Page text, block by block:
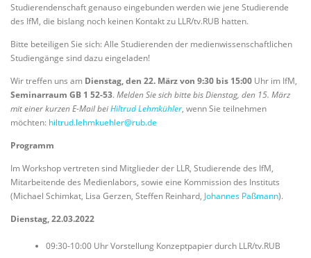
Studierendenschaft genauso eingebunden werden wie jene Studierende
des IfM, die bislang noch keinen Kontakt zu LLR/tv.RUB hatten.
Bitte beteiligen Sie sich: Alle Studierenden der medienwissenschaftlichen
Studiengänge sind dazu eingeladen!
Wir treffen uns am Dienstag, den 22. März von 9:30 bis 15:00 Uhr im IfM,
Seminarraum GB 1 52-53. Melden Sie sich bitte bis Dienstag, den 15. März
mit einer kurzen E-Mail beiHiltrud Lehmkühler, wenn Sie teilnehmen
möchten: hiltrud.lehmkuehler@rub.de
Programm
Im Workshop vertreten sind Mitglieder der LLR, Studierende des IfM,
Mitarbeitende des Medienlabors, sowie eine Kommission des Instituts
(Michael Schimkat, Lisa Gerzen, Steffen Reinhard, Johannes Paßmann).
Dienstag, 22.03.2022
09:30-10:00 Uhr Vorstellung Konzeptpapier durch LLR/tv.RUB